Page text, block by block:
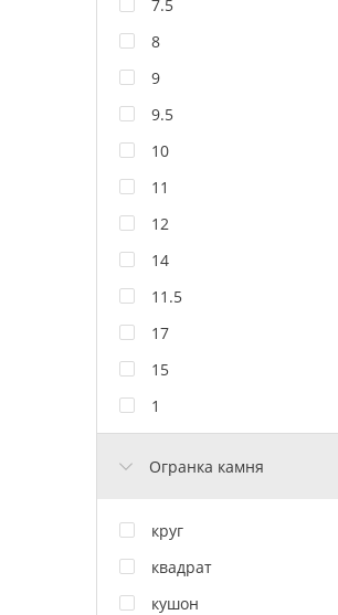
7.5
8
9
9.5
10
11
12
14
11.5
17
15
1
Огранка камня
круг
квадрат
кушон